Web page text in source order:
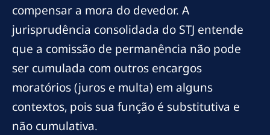
compensar a mora do devedor. A
jurisprudência consolidada do STJ entende
que a comissão de permanência não pode
ser cumulada com outros encargos
moratórios (juros e multa) em alguns
contextos, pois sua função é substitutiva e
não cumulativa.